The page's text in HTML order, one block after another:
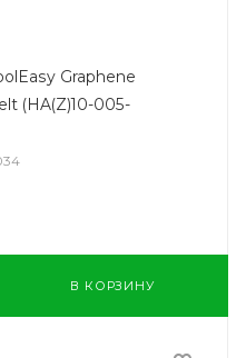
Graphene
(HA(Z)10-005-
В КОРЗИНУ